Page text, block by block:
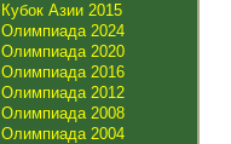
Кубок Азии 2015
Олимпиада 2024
Олимпиада 2020
Олимпиада 2016
Олимпиада 2012
Олимпиада 2008
Олимпиада 2004